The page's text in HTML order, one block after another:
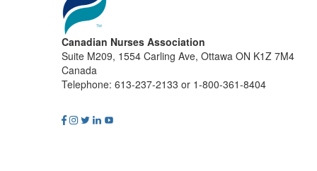
Canadian Nurses Association
Suite M209, 1554 Carling Ave, Ottawa ON K1Z 7M4
Canada
Telephone: 613-237-2133 or 1-800-361-8404